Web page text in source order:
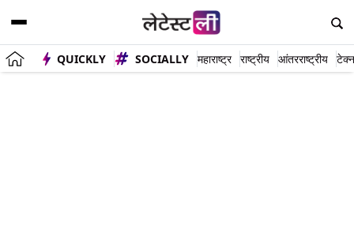
QUICKLY SOCIALLY महाराष्ट्र राष्ट्रीय आंतरराष्ट्रीय